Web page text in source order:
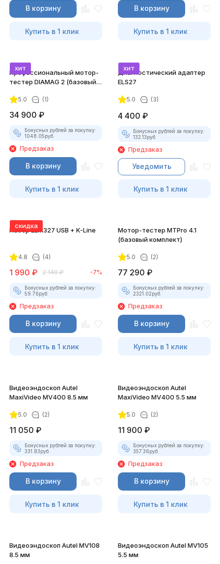
В корзину
Купить в 1 клик
В корзину
Купить в 1 клик
хит
Профессиональный мотор-
тестер DIAMAG 2 (базовый
5.0 (1)
34 900 ₽
Бонусных рублей за покупку:
1048.05руб.
Предзаказ
В корзину
Купить в 1 клик
хит
Диагностический адаптер
ELS27
5.0 (3)
4 400 ₽
Бонусных рублей за покупку:
132.13руб.
Предзаказ
Уведомить
Купить в 1 клик
скидка
Набор ELM327 USB + K-Line
4.8 (4)
1 990 ₽ 2 140 ₽ -7%
Бонусных рублей за покупку:
59.76руб.
Предзаказ
В корзину
Купить в 1 клик
Мотор-тестер MTPro 4.1
(базовый комплект)
5.0 (2)
77 290 ₽
Бонусных рублей за покупку:
2321.02руб.
Предзаказ
В корзину
Купить в 1 клик
Видеоэндоскоп Autel
MaxiVideo MV400 8.5 мм
5.0 (2)
11 050 ₽
Бонусных рублей за покупку:
331.83руб.
Предзаказ
В корзину
Купить в 1 клик
Видеоэндоскоп Autel
MaxiVideo MV400 5.5 мм
5.0 (2)
11 900 ₽
Бонусных рублей за покупку:
357.36руб.
Предзаказ
В корзину
Купить в 1 клик
Видеоэндоскоп Autel MV108
8.5 мм
Видеоэндоскоп Autel MV105
5.5 мм